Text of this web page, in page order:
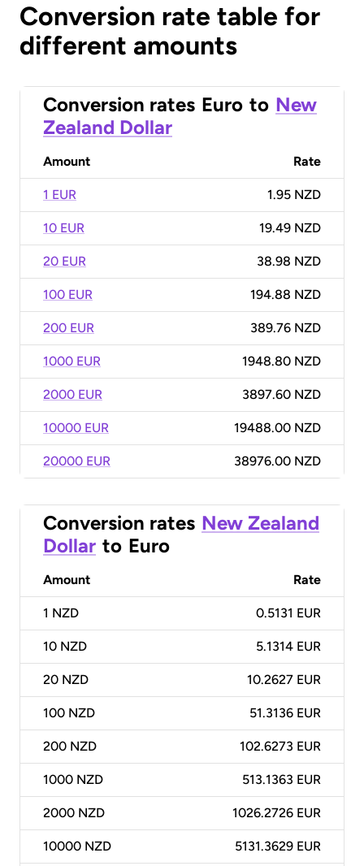
Conversion rate table for
different amounts
Conversion rates Euro to New
Zealand Dollar
Amount Rate
1 EUR 1.95 NZD
10 EUR 19.49 NZD
20 EUR 38.98 NZD
100 EUR 194.88 NZD
200 EUR 389.76 NZD
1000 EUR 1948.80 NZD
2000 EUR 3897.60 NZD
10000 EUR 19488.00 NZD
20000 EUR 38976.00 NZD
Conversion rates New Zealand
Dollar to Euro
Amount Rate
1 NZD 0.5131 EUR
10 NZD 5.1314 EUR
20 NZD 10.2627 EUR
100 NZD 51.3136 EUR
200 NZD 102.6273 EUR
1000 NZD 513.1363 EUR
2000 NZD 1026.2726 EUR
10000 NZD 5131.3629 EUR